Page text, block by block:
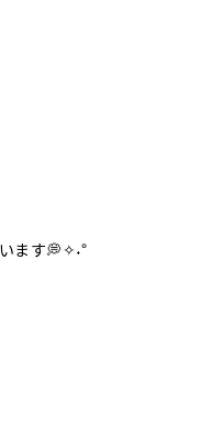
ます💭✧˖°